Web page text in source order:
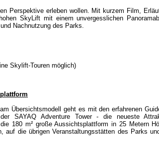
Perspektive erleben wollen. Mit kurzem Film,
SkyLift mit einem unvergesslichen
Nachnutzung des Parks.
Skylift-Touren möglich)
Übersichtsmodell geht es mit den erfahrenen
SAYAQ Adventure Tower - die neueste
180 m² große Aussichtsplattform in 25 Metern
auf die übrigen Veranstaltungsstätten des Parks